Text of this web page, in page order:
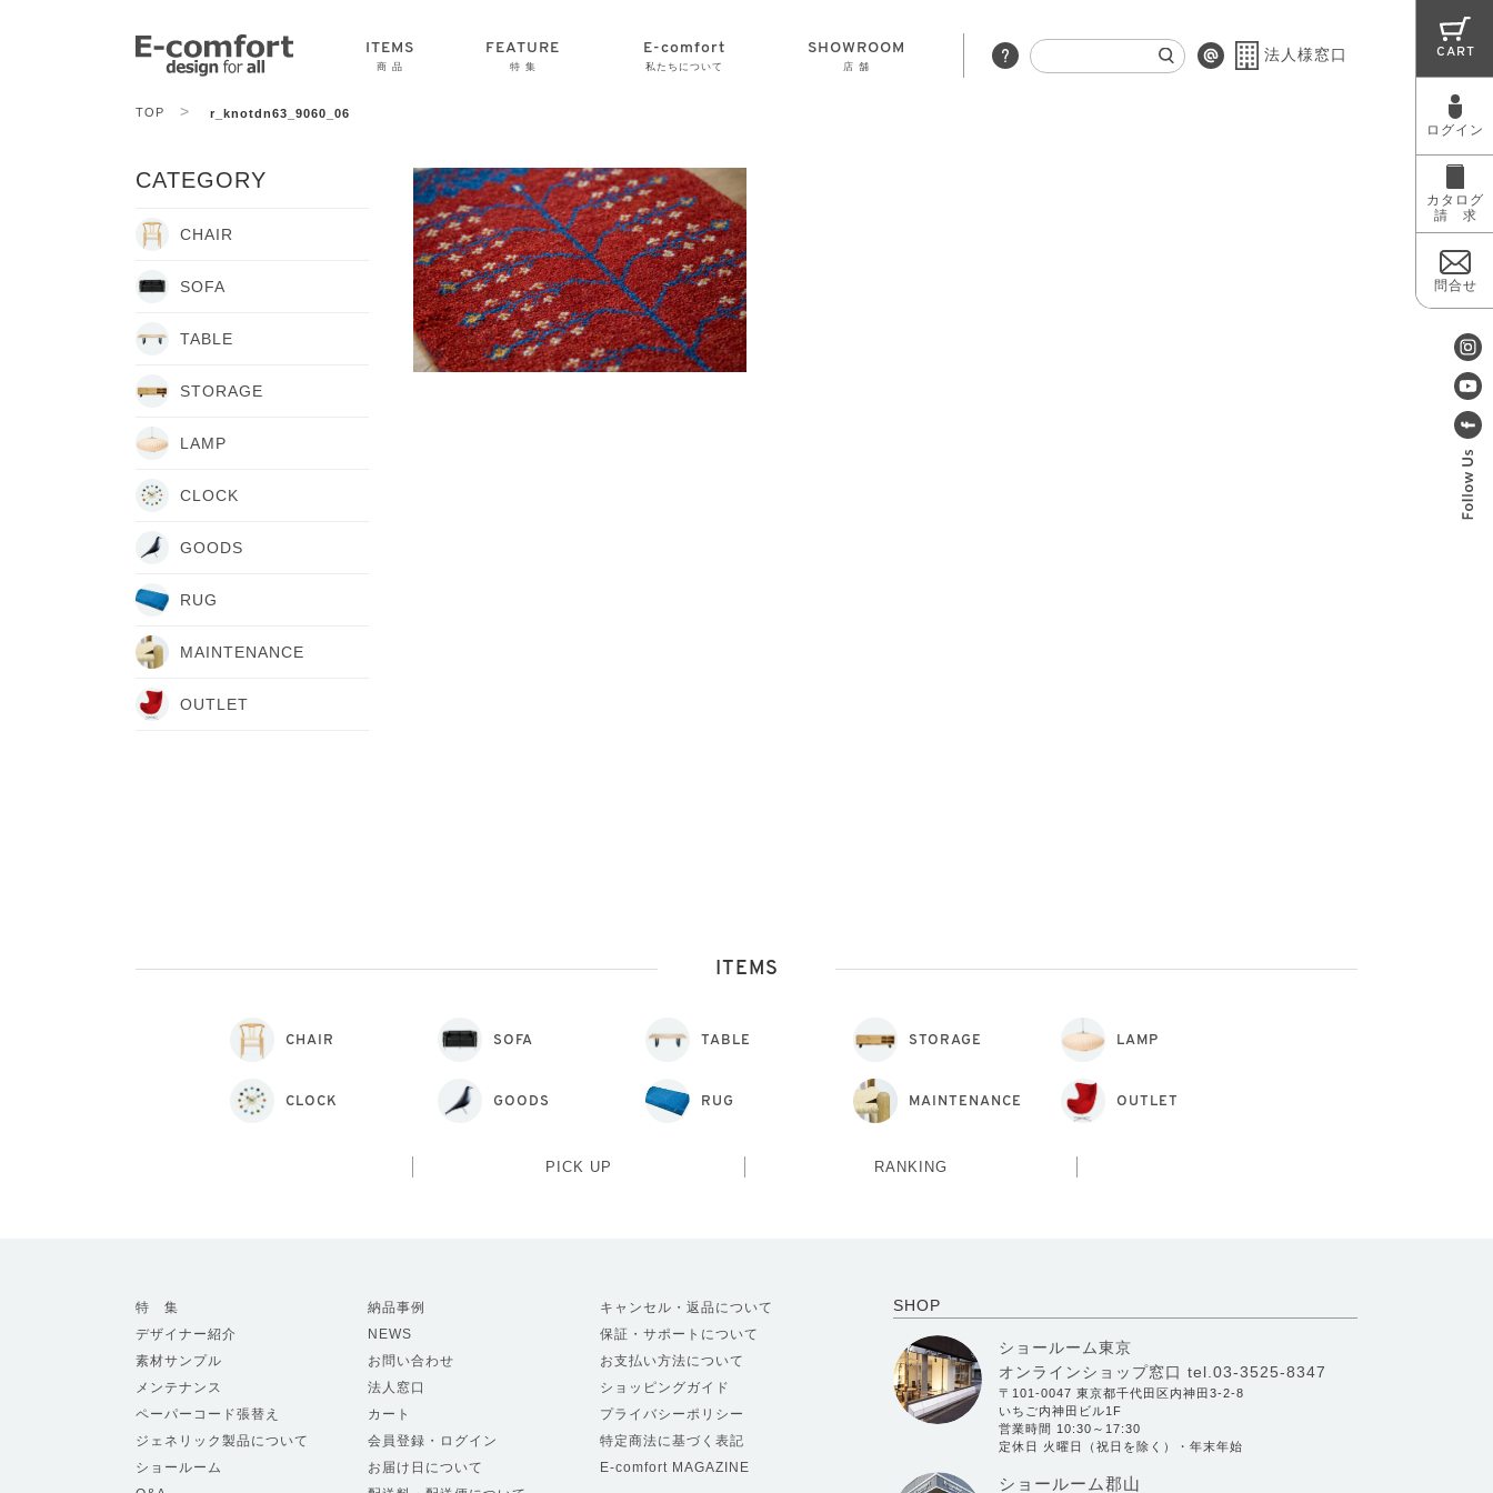
ITEMS
商 品
FEATURE
特 集
E-comfort
私たちについて
いて
SHOWROOM
店 舗
法人様窓口 CART
ログイン
カタログ
請 求
問合せ
TOP > r_knotdn63_9060_06
CATEGORY
CHAIR
SOFA
TABLE
STORAGE
LAMP
CLOCK
GOODS
RUG
MAINTENANCE
OUTLET
ITEMS
CHAIR SOFA TABLE STORAGE LAMP
CLOCK GOODS RUG MAINTENANCE OUTLET
PICK UP RANKING
SHOP
ショールーム東京
オンラインショップ窓口 tel.03-3525-8347
〒101-0047 東京都千代田区内神田3-2-8
いちご内神田ビル1F
営業時間 10:30～17:30
定休日 火曜日（祝日を除く）・年末年始
ショールーム郡山
特 集
デザイナー紹介
素材サンプル
メンテナンス
ペーパーコード張替え
ジェネリック製品について
ショールーム
納品事例
NEWS
お問い合わせ
法人窓口
カート
会員登録・ログイン
お届け日について
キャンセル・返品について
保証・サポートについて
お支払い方法について
ショッピングガイド
プライバシーポリシー
特定商法に基づく表記
E-comfort MAGAZINE